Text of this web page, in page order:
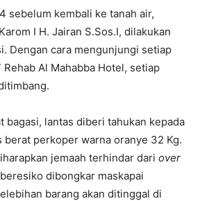
sebelum kembali ke tanah air,
I H. Jairan S.Sos.I, dilakukan
Dengan cara mengunjungi setiap
Rehab Al Mahabba Hotel, setiap
bagasi, lantas diberi tahukan kepada
berat perkoper warna oranye 32 Kg.
jemaah terhindar dari over
dibongkar maskapai
barang akan ditinggal di